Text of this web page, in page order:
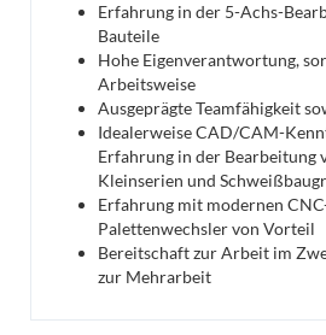
Erfahrung in der 5-Achs-
Bauteile
Hohe Eigenverantwortung,
Arbeitsweise
Ausgeprägte Teamfähigkeit
Idealerweise CAD/CAM-
Erfahrung in der Bearbeitung
Kleinserien und
Erfahrung mit modernen
Palettenwechsler von Vorteil
Bereitschaft zur Arbeit im
zur Mehrarbeit